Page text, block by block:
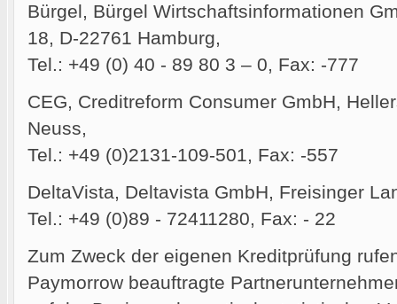
Bürgel, Bürgel Wirtschaftsinformationen
18, D-22761 Hamburg,
Tel.: +49 (0) 40 - 89 80 3 – 0, Fax: -777
CEG, Creditreform Consumer GmbH,
Neuss,
Tel.: +49 (0)2131-109-501, Fax: -557
DeltaVista, Deltavista GmbH, Freisinger
Tel.: +49 (0)89 - 72411280, Fax: - 22
Zum Zweck der eigenen Kreditprüfung
Paymorrow beauftragte